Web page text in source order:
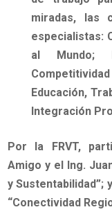
miradas, las
especialistas:
al Mundo;
Educación,
Integración
Por la FRVT,
Amigo y el Ing.
y Sustentabilidad”;
“Conectividad